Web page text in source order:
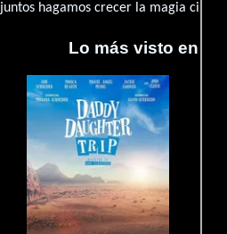
juntos hagamos crecer la magia
Lo más visto en